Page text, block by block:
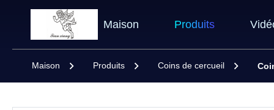
Maison Produits
Maison Produits Coins de cercueil